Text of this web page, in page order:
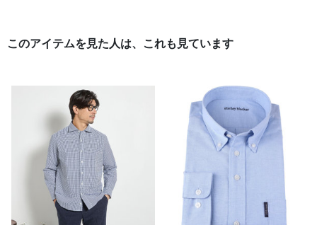
このアイテムを見た人は、これも見ています